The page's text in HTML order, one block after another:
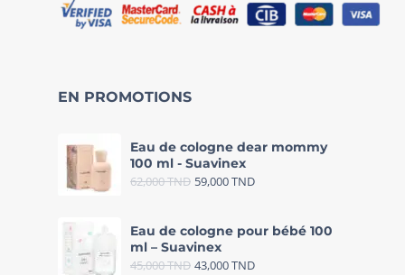
EN PROMOTIONS
Eau de cologne dear mommy
100 ml - Suavinex
62,000TND 59,000TND
Eau de cologne pour bébé 100
ml – Suavinex
45,000TND 43,000TND